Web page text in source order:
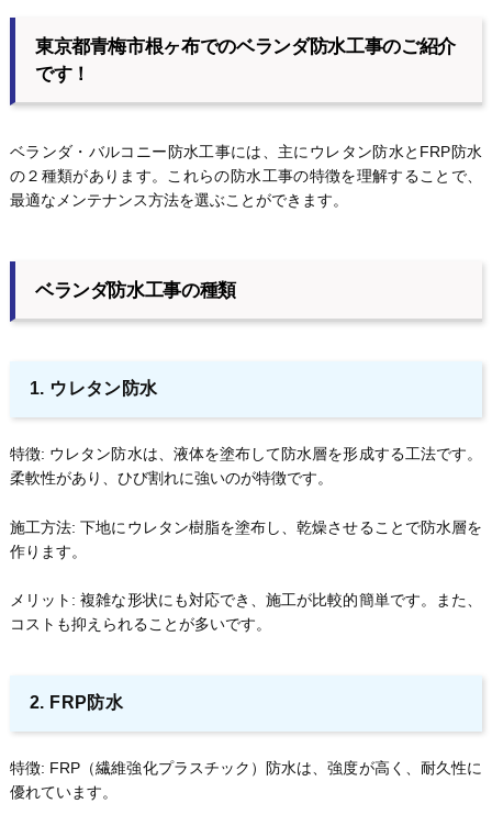
東京都青梅市根ヶ布でのベランダ防水工事のご紹介
です！
ベランダ・バルコニー防水工事には、主にウレタン防水とFRP防水
の２種類があります。これらの防水工事の特徴を理解することで、
最適なメンテナンス方法を選ぶことができます。
ベランダ防水工事の種類
1. ウレタン防水
特徴: ウレタン防水は、液体を塗布して防水層を形成する工法です。
柔軟性があり、ひび割れに強いのが特徴です。
施工方法: 下地にウレタン樹脂を塗布し、乾燥させることで防水層を
作ります。
メリット: 複雑な形状にも対応でき、施工が比較的簡単です。また、
コストも抑えられることが多いです。
2. FRP防水
特徴: FRP（繊維強化プラスチック）防水は、強度が高く、耐久性に
優れています。